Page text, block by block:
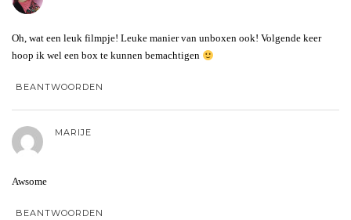
Oh, wat een leuk filmpje! Leuke manier van unboxen ook! Volgende keer
hoop ik wel een box te kunnen bemachtigen
BEANTWOORDEN
MARIJE
Awsome
BEANTWOORDEN